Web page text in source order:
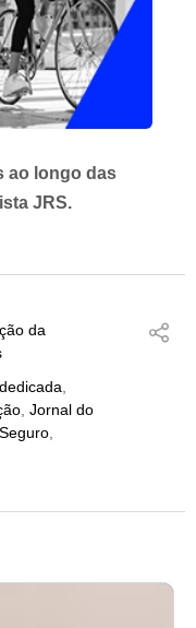
ao longo das
JRS.
da
dedicada
Jornal do
Seguro